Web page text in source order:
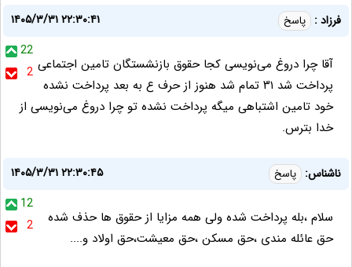
فرزاد : پاسخ
۱۴۰۵/۳/۳۱ ۲۲:۳۰:۴۱
22
2 آقا چرا دروغ می‌نویسی کجا حقوق بازنشستگان تامین اجتماعی
پرداخت شد ۳۱ تمام شد هنوز از حرف ع به بعد پرداخت نشده
خود تامین اشتباهی میگه پرداخت نشده تو چرا دروغ می‌نویسی از
خدا بترس.
ناشناس: پاسخ
۱۴۰۵/۳/۳۱ ۲۲:۳۰:۴۵
12
2
سلام ،بله پرداخت شده ولی همه مزایا از حقوق ها حذف شده
حق عائله مندی ،حق مسکن ،حق معیشت،حق اولاد و....